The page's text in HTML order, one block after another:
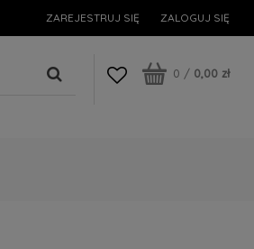
ZAREJESTRUJ SIĘ ZALOGUJ SIĘ
0 / 0,00 zł